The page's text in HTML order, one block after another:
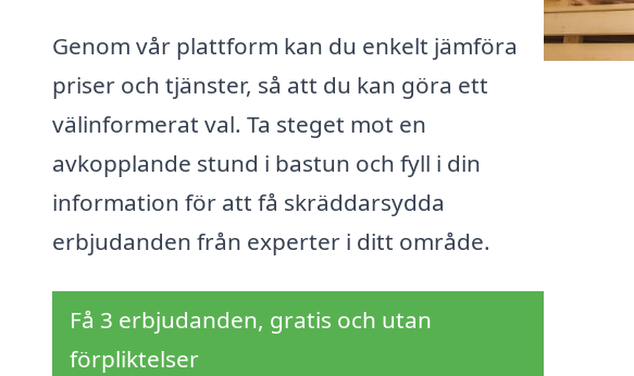
Genom vår plattform kan du enkelt jämföra
priser och tjänster, så att du kan göra ett
välinformerat val. Ta steget mot en
avkopplande stund i bastun och fyll i din
information för att få skräddarsydda
erbjudanden från experter i ditt område.
Få 3 erbjudanden, gratis och utan
förpliktelser